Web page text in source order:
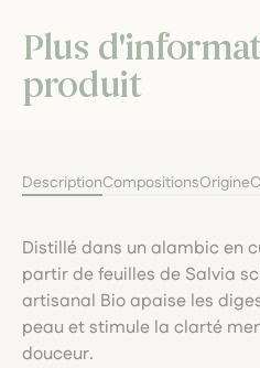
Plus
produit
DescriptionCompositionsOrigine
Distillé dans un alambic en
partir de feuilles de Salvia
artisanal Bio apaise les
peau et stimule la clarté
douceur.